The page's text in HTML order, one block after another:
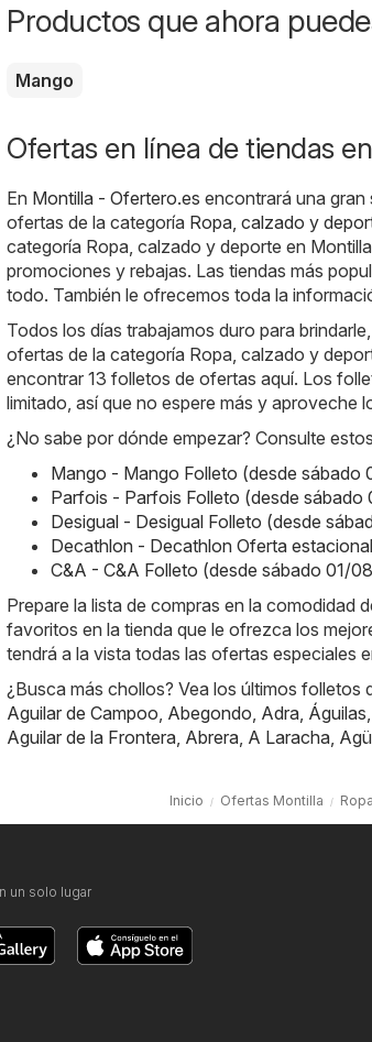
Productos que ahora
Mango
Ofertas en línea de tiendas
En Montilla - Ofertero.es encontrará una
ofertas de la categoría Ropa, calzado y
categoría Ropa, calzado y deporte en
promociones y rebajas. Las tiendas más
todo. También le ofrecemos toda la
Todos los días trabajamos duro para
ofertas de la categoría Ropa, calzado y
encontrar 13 folletos de ofertas aquí. Los
limitado, así que no espere más y aproveche
¿No sabe por dónde empezar? Consulte
Mango - Mango Folleto (desde sábado
Parfois - Parfois Folleto (desde sábado
Desigual - Desigual Folleto (desde
Decathlon - Decathlon Oferta
C&A - C&A Folleto (desde sábado 01/
Prepare la lista de compras en la comodidad
favoritos en la tienda que le ofrezca los
tendrá a la vista todas las ofertas especiales
¿Busca más chollos? Vea los últimos folletos
Aguilar de Campoo, Abegondo, Adra, Águilas,
Aguilar de la Frontera, Abrera, A Laracha,
Inicio Ofertas Montilla
un solo lugar